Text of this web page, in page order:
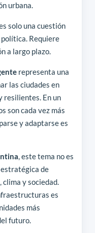
urbana.
solo una cuestión
Requiere
a largo plazo.
representa una
las ciudades en
resilientes. En un
son cada vez más
y adaptarse es
, este tema no es
de
y sociedad.
es
más
futuro.